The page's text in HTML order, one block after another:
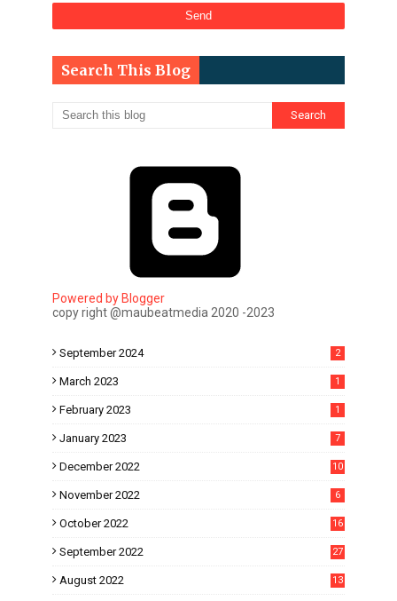
Search This Blog
Powered by Blogger
copy right @maubeatmedia 2020 -2023
September 2024 2
March 2023 1
February 2023 1
January 2023 7
December 2022 10
November 2022 6
October 2022 16
September 2022 27
August 2022 13